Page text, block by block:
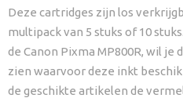
Deze cartridges zijn los
multipack van 5 stuks of 10
de Canon Pixma MP800R, wil
zien waarvoor deze inkt
de geschikte artikelen de